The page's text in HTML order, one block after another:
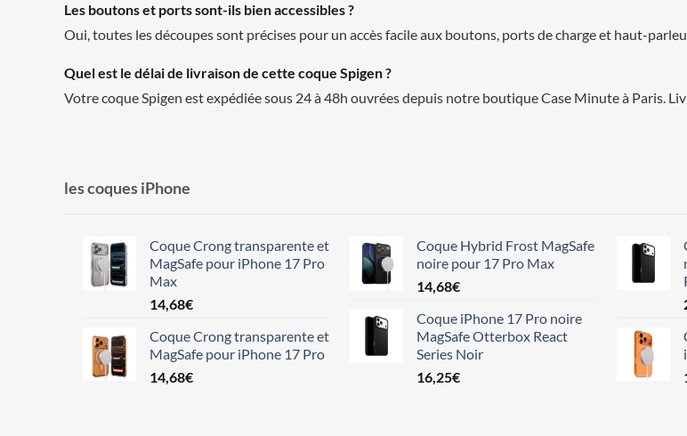
Les boutons et ports sont-ils bien accessibles ?
Oui, toutes les découpes sont précises pour un accès facile aux boutons, ports de charge et haut-
Quel est le délai de livraison de cette coque Spigen ?
Votre coque Spigen est expédiée sous 24 à 48h ouvrées depuis notre boutique Case Minute à Paris.
les coques iPhone
Coque Crong transparente et
MagSafe pour iPhone 17 Pro
Max
14,68€
Coque Crong transparente et
MagSafe pour iPhone 17 Pro
14,68€
Coque Hybrid Frost MagSafe
noire pour 17 Pro Max
14,68€
Coque iPhone 17 Pro noire
MagSafe Otterbox React
Series Noir
16,25€